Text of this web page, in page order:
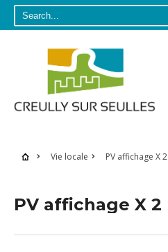
Vie locale PV affichage X 2
PV affichage X 2